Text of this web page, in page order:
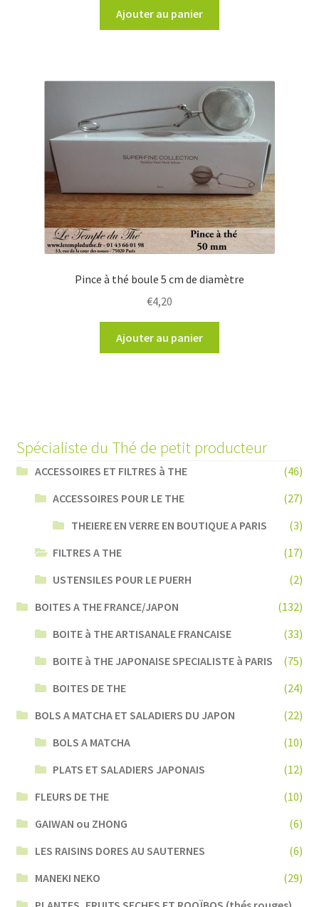
Ajouter au panier
Pince à thé boule 5 cm de diamètre
€4,20
Ajouter au panier
Spécialiste du Thé de petit producteur
ACCESSOIRES ET FILTRES à THE
(46)
ACCESSOIRES POUR LE THE
(27)
THEIERE EN VERRE EN BOUTIQUE A PARIS
(3)
FILTRES A THE
(17)
USTENSILES POUR LE PUERH
(2)
BOITES A THE FRANCE/JAPON
(132)
BOITE à THE ARTISANALE FRANCAISE
(33)
BOITE à THE JAPONAISE SPECIALISTE à PARIS
(75)
BOITES DE THE
(24)
BOLS A MATCHA ET SALADIERS DU JAPON
(22)
BOLS A MATCHA
(10)
PLATS ET SALADIERS JAPONAIS
(12)
FLEURS DE THE
(10)
GAIWAN ou ZHONG
(6)
LES RAISINS DORES AU SAUTERNES
(6)
MANEKI NEKO
(29)